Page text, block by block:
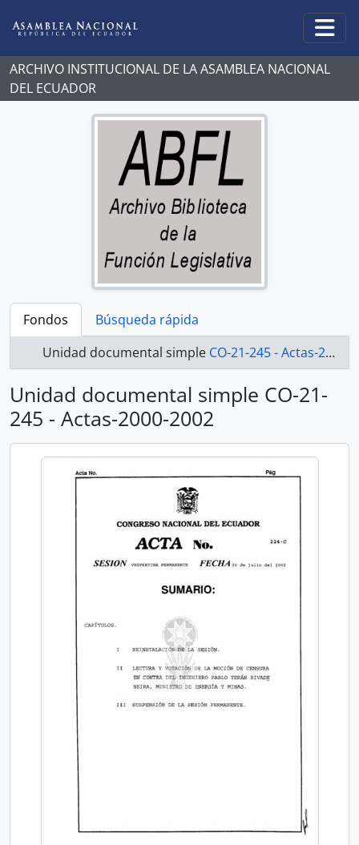
ARCHIVO INSTITUCIONAL DE LA ASAMBLEA NACIONAL
DEL ECUADOR
Fondos
Búsqueda rápida
Unidad documental simple CO-21-245 - Actas-2000-2002
Unidad documental simple CO-21-
245 - Actas-2000-2002